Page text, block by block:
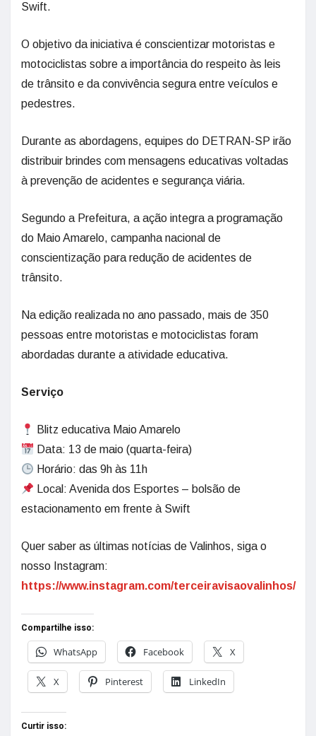
Swift.
O objetivo da iniciativa é conscientizar motoristas e
motociclistas sobre a importância do respeito às leis
de trânsito e da convivência segura entre veículos e
pedestres.
Durante as abordagens, equipes do DETRAN-SP irão
distribuir brindes com mensagens educativas voltadas
à prevenção de acidentes e segurança viária.
Segundo a Prefeitura, a ação integra a programação
do Maio Amarelo, campanha nacional de
conscientização para redução de acidentes de
trânsito.
Na edição realizada no ano passado, mais de 350
pessoas entre motoristas e motociclistas foram
abordadas durante a atividade educativa.
Serviço
Blitz educativa Maio Amarelo
Data: 13 de maio (quarta-feira)
Horário: das 9h às 11h
Local: Avenida dos Esportes – bolsão de
estacionamento em frente à Swift
Quer saber as últimas notícias de Valinhos, siga o
nosso Instagram:
https://www.instagram.com/terceiravisaovalinhos/
Compartilhe isso:
WhatsApp
Facebook X
X Pinterest LinkedIn
Curtir isso: